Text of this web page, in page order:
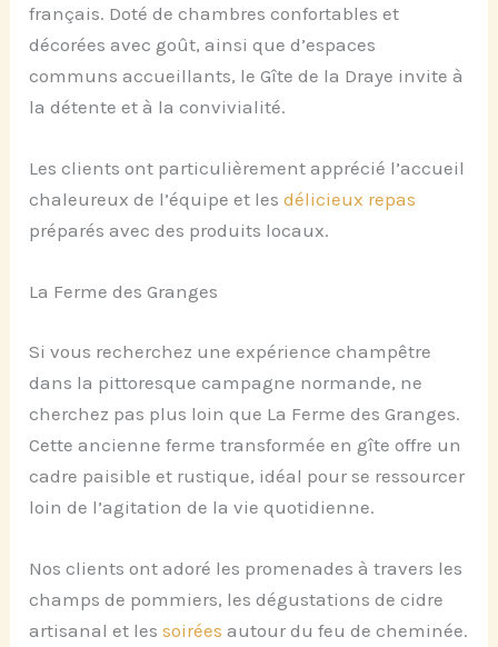
français. Doté de chambres confortables et
décorées avec goût, ainsi que d’espaces
communs accueillants, le Gîte de la Draye invite à
la détente et à la convivialité.
Les clients ont particulièrement apprécié l’accueil
chaleureux de l’équipe et les délicieux repas
préparés avec des produits locaux.
La Ferme des Granges
Si vous recherchez une expérience champêtre
dans la pittoresque campagne normande, ne
cherchez pas plus loin que La Ferme des Granges.
Cette ancienne ferme transformée en gîte offre un
cadre paisible et rustique, idéal pour se ressourcer
loin de l’agitation de la vie quotidienne.
Nos clients ont adoré les promenades à travers les
champs de pommiers, les dégustations de cidre
artisanal et lessoirées autour du feu de cheminée.